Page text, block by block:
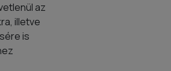
az
illetve
is